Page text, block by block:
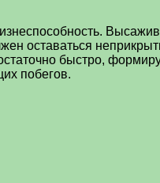
оставаться
быстро,
побегов.